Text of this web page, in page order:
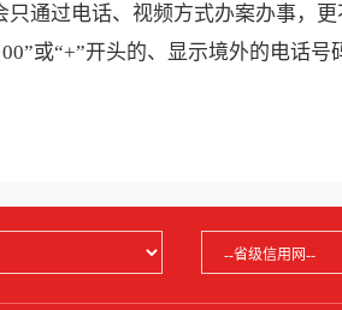
过电话、视频方式办案办事，更
或“+”开头的、显示境外的电话号